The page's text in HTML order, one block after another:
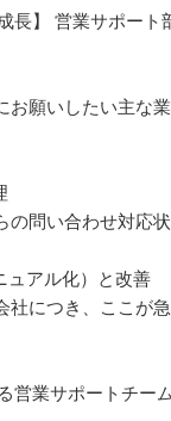
長】 営業サポー
お願いしたい主な
の問い合わせ対応
ュアル化）と改善
社につき、ここが
営業サポートチー